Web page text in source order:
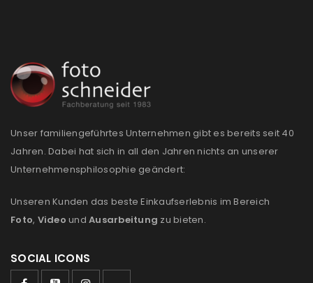
REGISTRIEREN
E-Mail-Adresse*
Please select all the ways you would like to hear from
Unser familiengeführtes Unternehmen gibt es bereits seit 40
Jahren. Dabei hat sich in all den Jahren nichts an unserer
Unternehmensphilosophie geändert:
Unseren Kunden das beste Einkaufserlebnis im Bereich
Foto, Video und Ausarbeitung zu bieten.
SOCIAL ICONS